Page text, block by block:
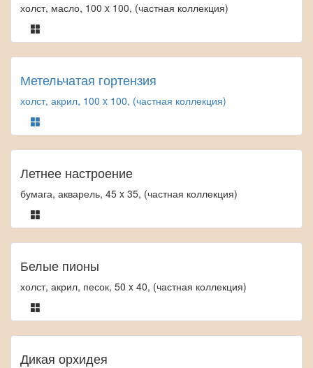
холст, масло, 100 x 100, (частная коллекция)
Метельчатая гортензия
холст, акрил, 100 x 100, (частная коллекция)
Летнее настроение
бумага, акварель, 45 x 35, (частная коллекция)
Белые пионы
холст, акрил, песок, 50 x 40, (частная коллекция)
Дикая орхидея